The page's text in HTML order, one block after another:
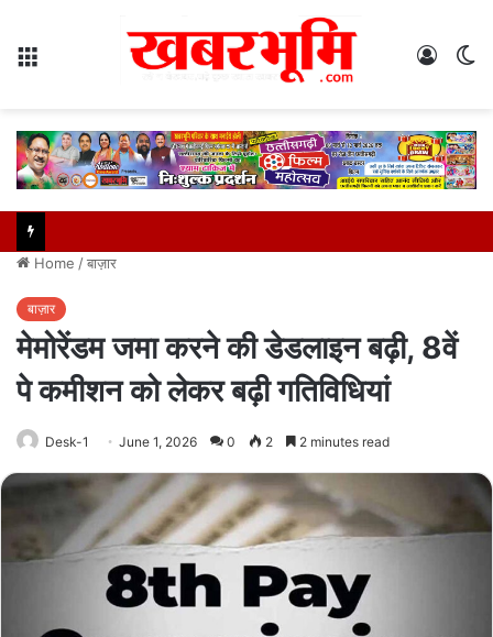
Log
Home /बाज़ार
बाज़ार
मेमोरेंडम जमा करने की डेडलाइन बढ़ी, 8वें
पे कमीशन को लेकर बढ़ी गतिविधियां
Desk-1 June 1, 2026 0 2 2 minutes read